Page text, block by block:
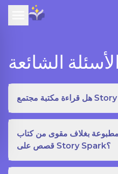
الأسئلة الشائعة
بغلاف مقوى من كتاب
قصص على Story Spark؟